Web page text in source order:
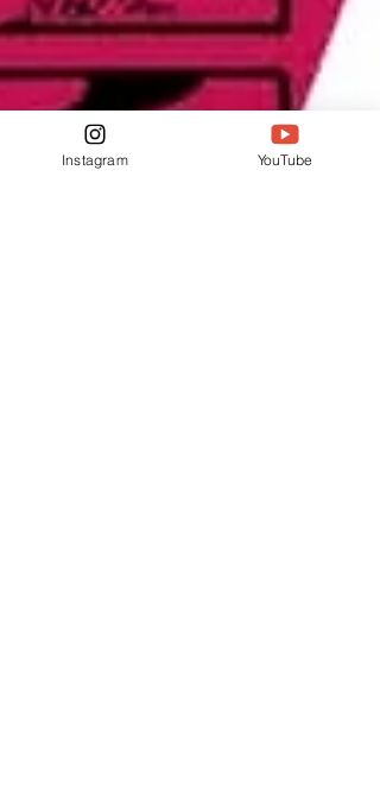
ameaça nele, e sim a companhia ideal
um moleque fissurado em seres alados.
Era um ti
Instagram YouTube